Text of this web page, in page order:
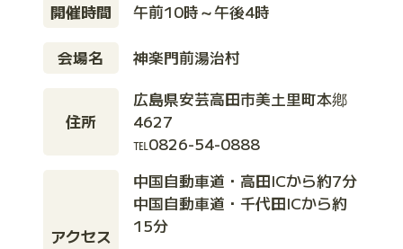
開催時間 午前10時～午後4時
会場名 神楽門前湯治村
住所
広島県安芸高田市美土里町本鄕
4627
℡0826-54-0888
アクセス
中国自動車道・高田ICから約7分
中国自動車道・千代田ICから約
15分